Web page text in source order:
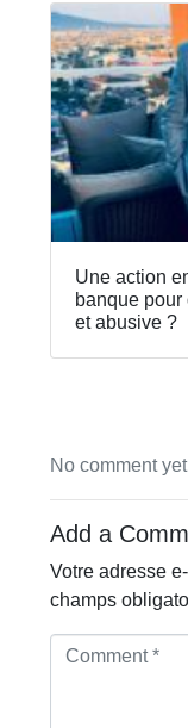
Une action
banque
et abusive ?
No comment
Add a
Votre adresse
champs